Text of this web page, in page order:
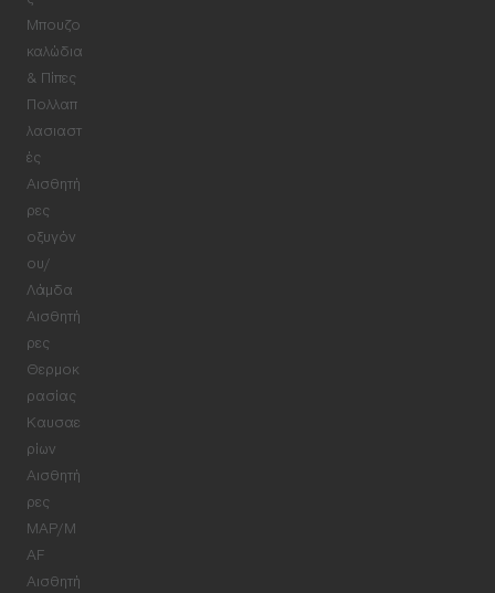
Μπουζο
καλώδια
& Πίπες
Πολλαπ
λασιαστ
ές
Αισθητή
ρες
οξυγόν
ου/
Λάμδα
Αισθητή
ρες
Θερμοκ
ρασίας
Καυσαε
ρίων
Αισθητή
ρες
MAP/M
AF
Αισθητή